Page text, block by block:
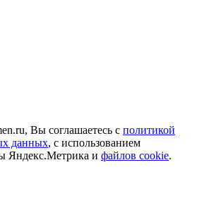
Вы соглашаетесь с политикой
данных, с использованием
Яндекс.Метрика и файлов cookie.